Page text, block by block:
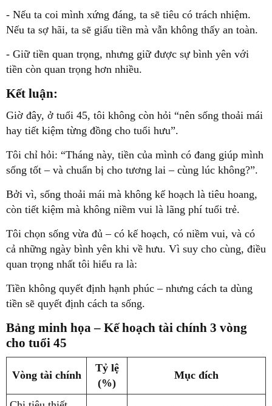
- Nếu ta coi mình xứng đáng, ta sẽ tiêu có trách nhiệm.
Nếu ta sợ hãi, ta sẽ giấu tiền mà vẫn không thấy an toàn.
- Giữ tiền quan trọng, nhưng giữ được sự bình yên với
tiền còn quan trọng hơn nhiều.
Kết luận:
Giờ đây, ở tuổi 45, tôi không còn hỏi “nên sống thoải mái
hay tiết kiệm từng đồng cho tuổi hưu”.
Tôi chỉ hỏi: “Tháng này, tiền của mình có đang giúp mình
sống tốt – và chuẩn bị cho tương lai – cùng lúc không?”.
Bởi vì, sống thoải mái mà không kế hoạch là tiêu hoang,
còn tiết kiệm mà không niềm vui là lãng phí tuổi trẻ.
Tôi chọn sống vừa đủ – có kế hoạch, có niềm vui, và có
cả những ngày bình yên khi về hưu. Vì suy cho cùng, điều
quan trọng nhất tôi hiểu ra là:
Tiền không quyết định hạnh phúc – nhưng cách ta dùng
tiền sẽ quyết định cách ta sống.
Bảng minh họa – Kế hoạch tài chính 3 vòng
cho tuổi 45
Vòng tài chính
Tỷ lệ
(%)
Mục đích